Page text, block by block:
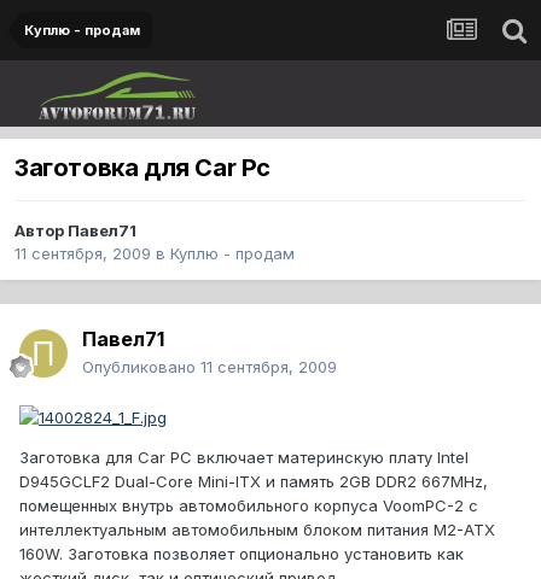
Куплю - продам
Заготовка для Car Pc
Автор Павел71
11 сентября, 2009 в Куплю - продам
Павел71
Опубликовано 11 сентября, 2009
Заготовка для Car PC включает материнскую плату Intel
D945GCLF2 Dual-Core Mini-ITX и память 2GB DDR2 667MHz,
помещенных внутрь автомобильного корпуса VoomPC-2 с
интеллектуальным автомобильным блоком питания M2-ATX
160W. Заготовка позволяет опционально установить как